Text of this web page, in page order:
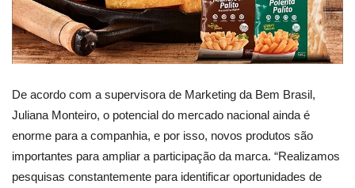
De acordo com a supervisora de Marketing da Bem Brasil,
Juliana Monteiro, o potencial do mercado nacional ainda é
enorme para a companhia, e por isso, novos produtos são
importantes para ampliar a participação da marca. “Realizamos
pesquisas constantemente para identificar oportunidades de